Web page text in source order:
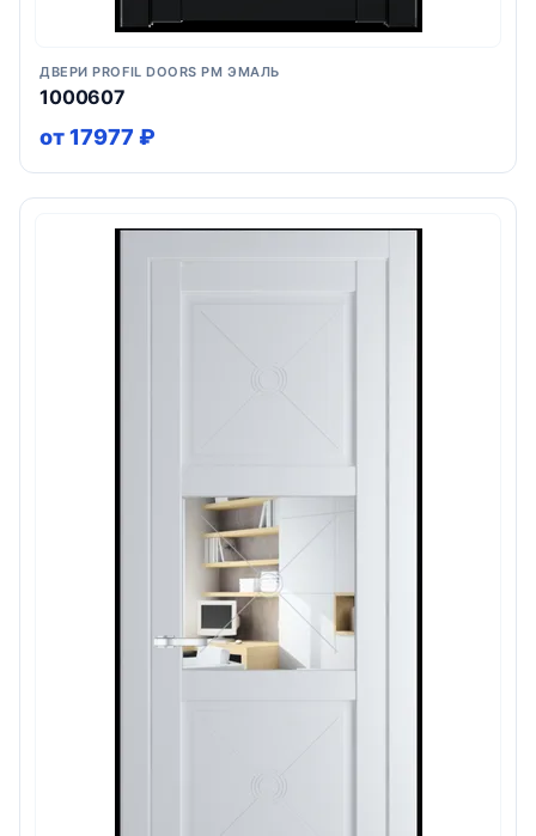
ДВЕРИ PROFIL DOORS PM ЭМАЛЬ
1000607
от 17977 ₽